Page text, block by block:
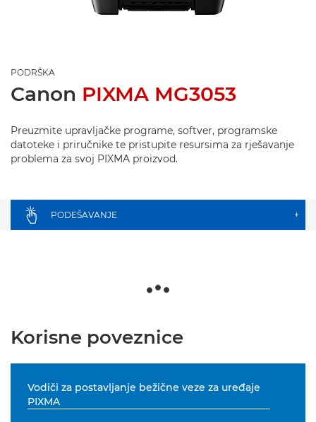
PODRŠKA
Canon PIXMA MG3053
Preuzmite upravljačke programe, softver, programske
datoteke i priručnike te pristupite resursima za rješavanje
problema za svoj PIXMA proizvod.
PODEŠAVANJE +
Korisne poveznice
Vodiči za postavljanje bežične veze za uređaje
PIXMA